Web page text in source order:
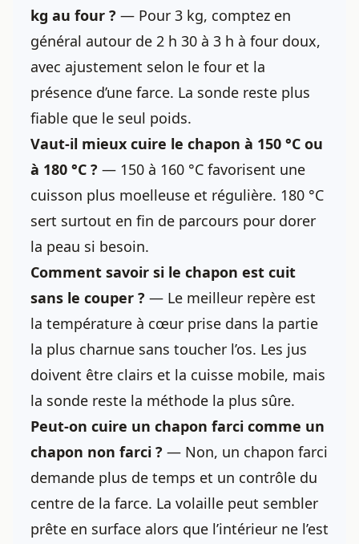
kg au four ? — Pour 3 kg, comptez en
général autour de 2 h 30 à 3 h à four doux,
avec ajustement selon le four et la
présence d’une farce. La sonde reste plus
fiable que le seul poids.
Vaut-il mieux cuire le chapon à 150 °C ou
à 180 °C ? — 150 à 160 °C favorisent une
cuisson plus moelleuse et régulière. 180 °C
sert surtout en fin de parcours pour dorer
la peau si besoin.
Comment savoir si le chapon est cuit
sans le couper ? — Le meilleur repère est
la température à cœur prise dans la partie
la plus charnue sans toucher l’os. Les jus
doivent être clairs et la cuisse mobile, mais
la sonde reste la méthode la plus sûre.
Peut-on cuire un chapon farci comme un
chapon non farci ? — Non, un chapon farci
demande plus de temps et un contrôle du
centre de la farce. La volaille peut sembler
prête en surface alors que l’intérieur ne l’est